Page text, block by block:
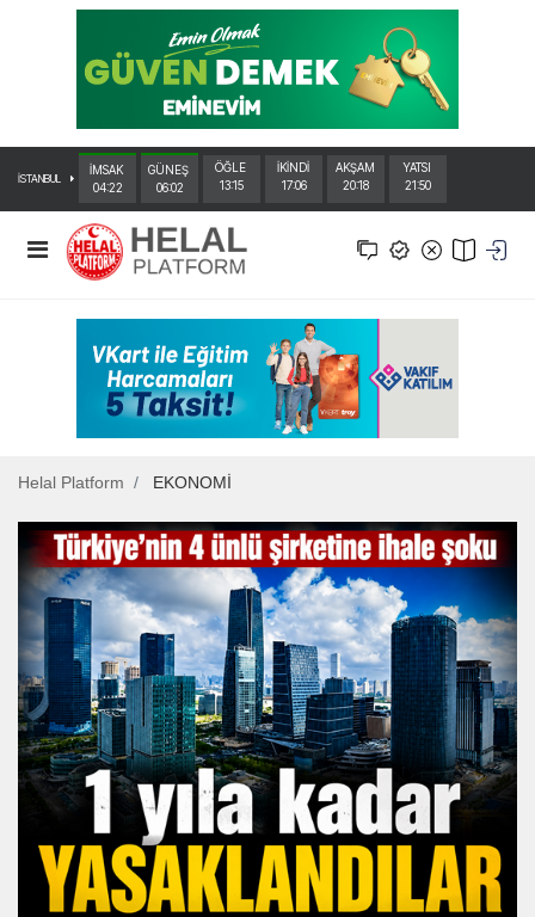
İSTANBUL
İMSAK
04:22
GÜNEŞ
06:02
ÖĞLE
13:15
İKİNDİ
17:06
AKŞAM
20:18
YATSI
21:50
Helal Platform EKONOMİ